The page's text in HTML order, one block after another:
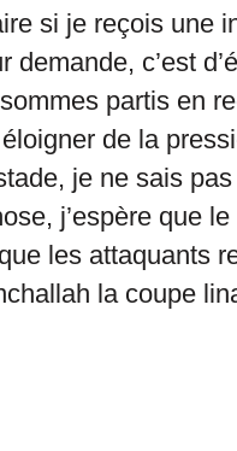
si je reçois une
demande, c’est
partis en
de la
je ne sais
j’espère que
les attaquants
la coupe